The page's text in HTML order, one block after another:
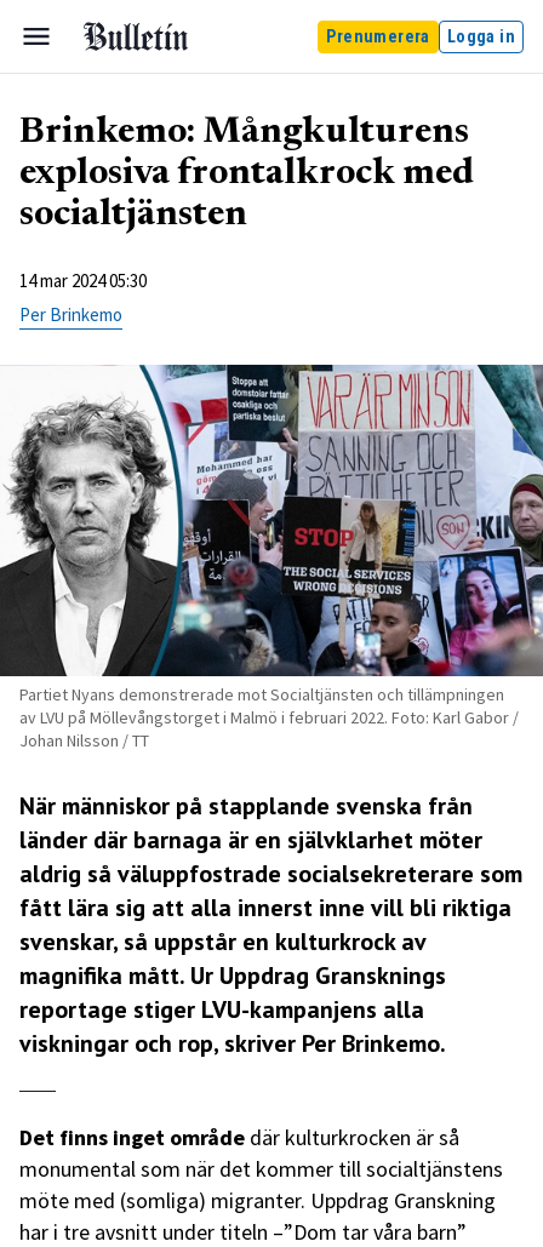
Prenumerera Logga in
Brinkemo: Mångkulturens
explosiva frontalkrock med
socialtjänsten
14 mar 2024 05:30
Per Brinkemo
Partiet Nyans demonstrerade mot Socialtjänsten och tillämpningen
av LVU på Möllevångstorget i Malmö i februari 2022. Foto: Karl Gabor /
Johan Nilsson / TT
När människor på stapplande svenska från
länder där barnaga är en självklarhet möter
aldrig så väluppfostrade socialsekreterare som
fått lära sig att alla innerst inne vill bli riktiga
svenskar, så uppstår en kulturkrock av
magnifika mått. Ur Uppdrag Gransknings
reportage stiger LVU-kampanjens alla
viskningar och rop, skriver Per Brinkemo.
Det finns inget område där kulturkrocken är så
monumental som när det kommer till socialtjänstens
möte med (somliga) migranter. Uppdrag Granskning
har i tre avsnitt under titeln –”Dom tar våra barn”